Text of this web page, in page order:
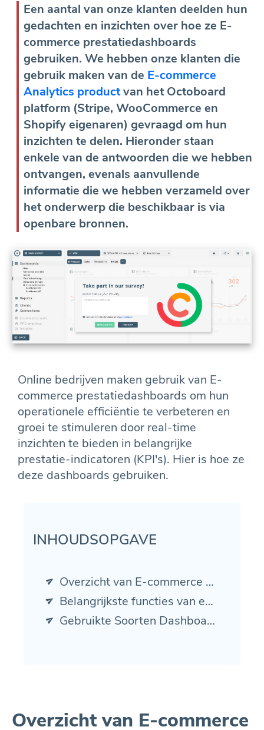
Een aantal van onze klanten deelden hun
gedachten en inzichten over hoe ze E-
commerce prestatiedashboards
gebruiken. We hebben onze klanten die
gebruik maken van de E-commerce
Analytics productvan het Octoboard
platform (Stripe, WooCommerce en
Shopify eigenaren) gevraagd om hun
inzichten te delen. Hieronder staan
enkele van de antwoorden die we hebben
ontvangen, evenals aanvullende
informatie die we hebben verzameld over
het onderwerp die beschikbaar is via
openbare bronnen.
Online bedrijven maken gebruik van E-
commerce prestatiedashboards om hun
operationele efficiëntie te verbeteren en
groei te stimuleren door real-time
inzichten te bieden in belangrijke
prestatie-indicatoren (KPI's). Hier is hoe ze
deze dashboards gebruiken.
INHOUDSOPGAVE
Overzicht van E-commerce Dashboards
Belangrijkste functies van eCommerce-dashboards
Gebruikte Soorten Dashboards
Overzicht van E-commerce